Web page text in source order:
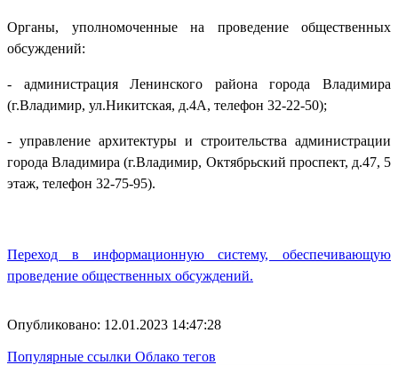
Органы, уполномоченные на проведение общественных
обсуждений:
- администрация Ленинского района города Владимира
(г.Владимир, ул.Никитская, д.4А, телефон 32-22-50);
- управление архитектуры и строительства администрации
города Владимира (г.Владимир, Октябрьский проспект, д.47, 5
этаж, телефон 32-75-95).
Переход в информационную систему, обеспечивающую
проведение общественных обсуждений.
Опубликовано: 12.01.2023 14:47:28
Популярные ссылки Облако тегов